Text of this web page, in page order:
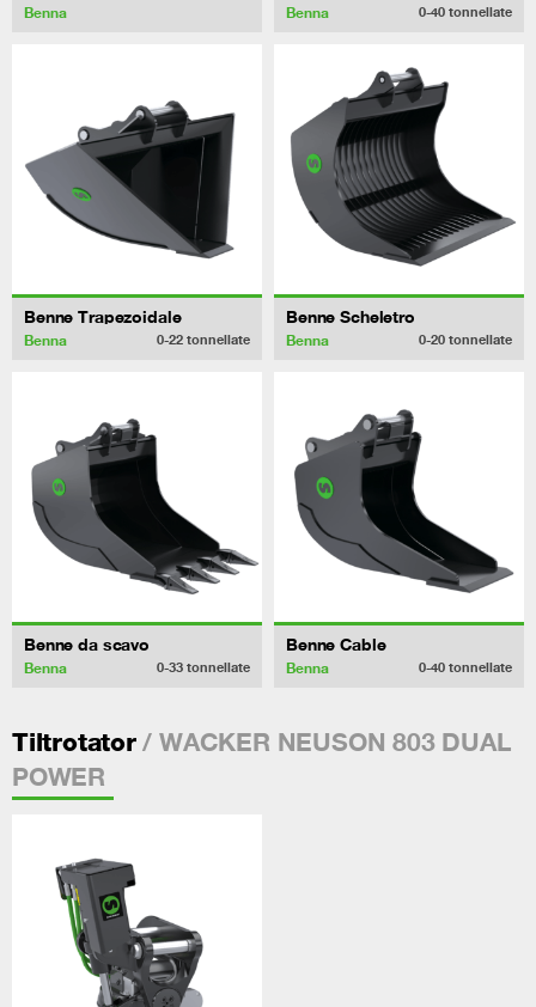
Benna Benna 0-40 tonnellate
Benne Trapezoidale
Benna 0-22 tonnellate
Benne Scheletro
Benna 0-20 tonnellate
Benne da scavo
Benna 0-33 tonnellate
Benne Cable
Benna 0-40 tonnellate
Tiltrotator/ WACKER NEUSON 803 DUAL
POWER